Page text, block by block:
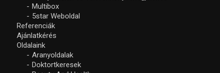
Multibox
5star Weboldal
Referenciák
Ajánlatkérés
Oldalaink
Aranyoldalak
Doktortkeresek